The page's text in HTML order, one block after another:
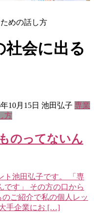
めの話し方
社会に出る
10月15日 池田弘子 専業
方
ト池田弘子です。 「専
です」 その方の口から
ご紹介で私の個人レッ
手企業にお […]